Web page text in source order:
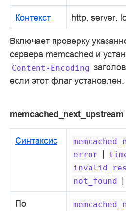
Контекст http, server,
Включает проверку
сервера memcached и
Content-Encoding
если этот флаг установлен.
memcached_next_upstream
Синтаксис
error |
not_found |
По